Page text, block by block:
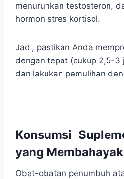
menurunkan testosteron,
hormon stres kortisol.
Jadi, pastikan Anda
dengan tepat (cukup 2,5-3
dan lakukan pemulihan
Konsumsi
yang
Obat-obatan penumbuh